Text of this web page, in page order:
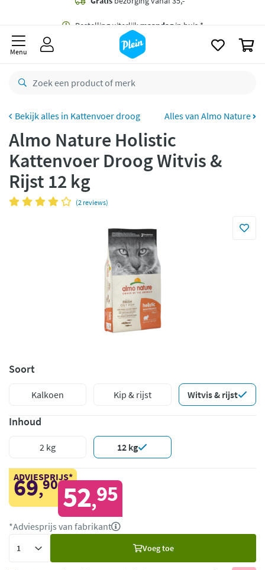
Bestelling uiterlijkmaandag
retourneren
CO2 neutraal bezorgd
Betaal met Klarna
Menu
Kattenvoer droog Alles van Almo Nature
Almo Nature Holistic
Kattenvoer Droog Witvis &
Rijst 12 kg
(2 reviews)
Soort
Kalkoen Kip & rijst Witvis & rijst
Inhoud
2 kg 12 kg
ADVIESPRIJS*
69,90 52,95
*Adviesprijs van fabrikant
Voeg toe